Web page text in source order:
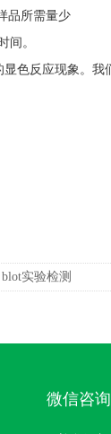
品所需量少
间。
色反应现象。我
实验检测
微信咨询